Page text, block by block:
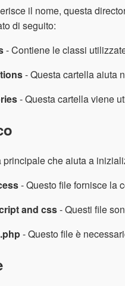
il nome, questa
di seguito:
- Contiene le classi
- Questa cartella aiuta
- Questa cartella viene
principale che aiuta a
- Questo file fornisce la
and css- Questi file
- Questo file è